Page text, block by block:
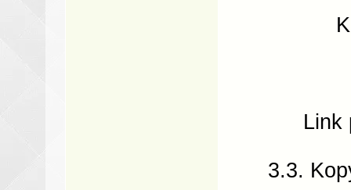
Link
3.3.